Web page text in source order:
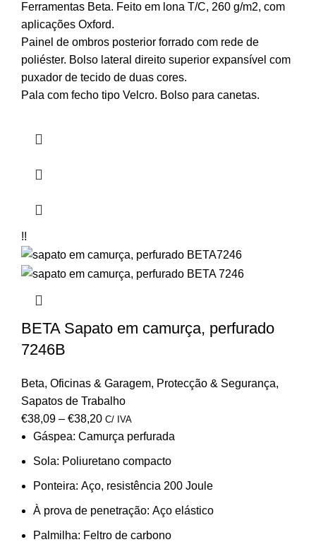
Ferramentas Beta. Feito em lona T/C, 260 g/m2, com
aplicações Oxford.
Painel de ombros posterior forrado com rede de
poliéster. Bolso lateral direito superior expansível com
puxador de tecido de duas cores.
Pala com fecho tipo Velcro. Bolso para canetas.
!!
BETA Sapato em camurça, perfurado
7246B
Beta, Oficinas & Garagem, Protecção & Segurança,
Sapatos de Trabalho
€38,09 – €38,20 C/ IVA
Gáspea: Camurça perfurada
Sola: Poliuretano compacto
Ponteira: Aço, resistência 200 Joule
À prova de penetração: Aço elástico
Palmilha: Feltro de carbono